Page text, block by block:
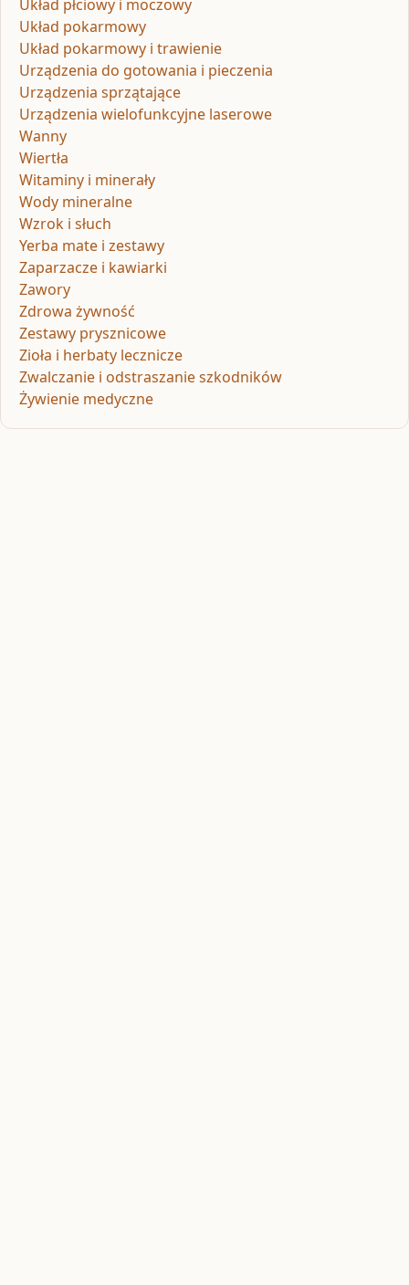
Układ płciowy i moczowy
Układ pokarmowy
Układ pokarmowy i trawienie
Urządzenia do gotowania i pieczenia
Urządzenia sprzątające
Urządzenia wielofunkcyjne laserowe
Wanny
Wiertła
Witaminy i minerały
Wody mineralne
Wzrok i słuch
Yerba mate i zestawy
Zaparzacze i kawiarki
Zawory
Zdrowa żywność
Zestawy prysznicowe
Zioła i herbaty lecznicze
Zwalczanie i odstraszanie szkodników
Żywienie medyczne